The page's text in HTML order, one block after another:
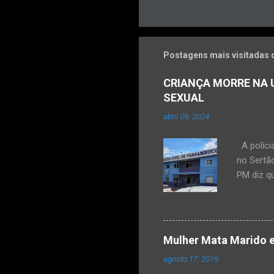
Postagens mais visitadas
CRIANÇA MORRE NA
SEXUAL
abril 09, 2024
A
no
PM diz
com um
a PM,
Mulher Mata Marido
agosto 17, 2019